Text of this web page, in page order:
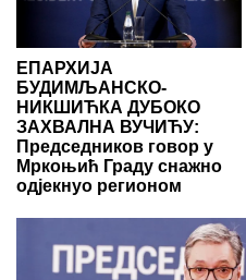
ЕПАРХИЈА
БУДИМЉАНСКО-
НИКШИЋКА ДУБОКО
ЗАХВАЛНА ВУЧИЋУ:
Председников говор у
Мркоњић Граду снажно
одјекнуо регионом